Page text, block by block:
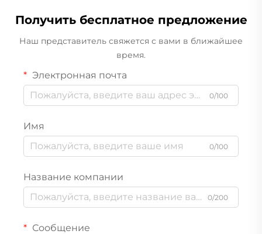
Получить бесплатное предложение
Наш представитель свяжется с вами в ближайшее
время.
Электронная почта
0/100
Имя
0/100
Название компании
0/200
Сообщение